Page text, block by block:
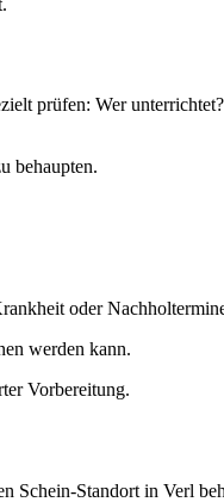
prüfen: Wer
behaupten.
oder
werden kann.
Vorbereitung.
Schein-Standort in Verl